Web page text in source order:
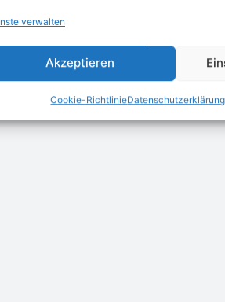
verwalten
Akzeptieren
Cookie-RichtlinieDatenschutzerklärung